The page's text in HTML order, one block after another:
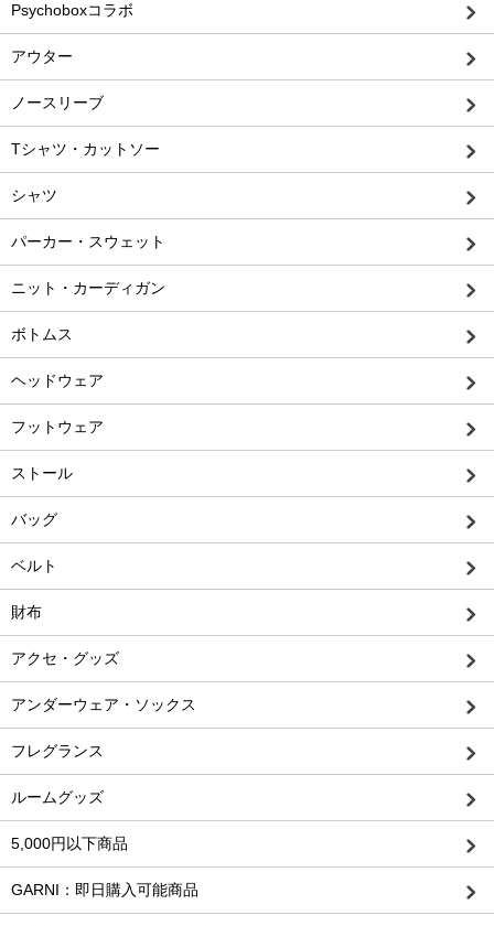
Psychoboxコラボ
アウター
ノースリーブ
Tシャツ・カットソー
シャツ
パーカー・スウェット
ニット・カーディガン
ボトムス
ヘッドウェア
フットウェア
ストール
バッグ
ベルト
財布
アクセ・グッズ
アンダーウェア・ソックス
フレグランス
ルームグッズ
5,000円以下商品
GARNI：即日購入可能商品